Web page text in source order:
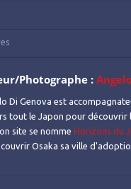
Photographe :
Di Genova est
tout le Japon pour découvrir
site se nomme Horizons du
Osaka sa ville